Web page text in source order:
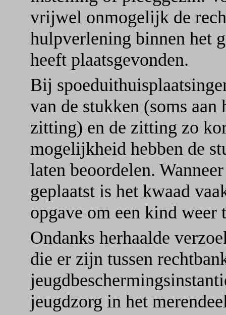
vrijwel onmogelijk de
hulpverlening binnen het
heeft plaatsgevonden.
Bij
van de stukken (soms
zitting) en de zitting zo
mogelijkheid hebben de
laten beoordelen.
geplaatst is het kwaad
opgave om een kind
Ondanks herhaalde
die er zijn tussen
jeugdzorg in het